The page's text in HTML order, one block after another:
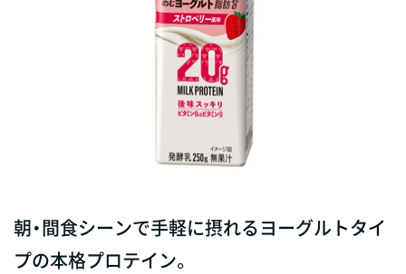
朝・間食シーンで手軽に摂れるヨーグルトタイ
プの本格プロテイン。